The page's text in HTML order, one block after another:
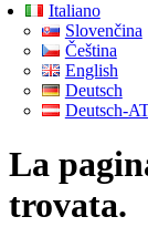
Italiano
Slovenčina
Čeština
English
Deutsch
Deutsch-
La
trovata.